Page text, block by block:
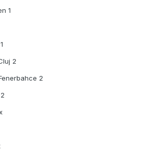
1
2
2